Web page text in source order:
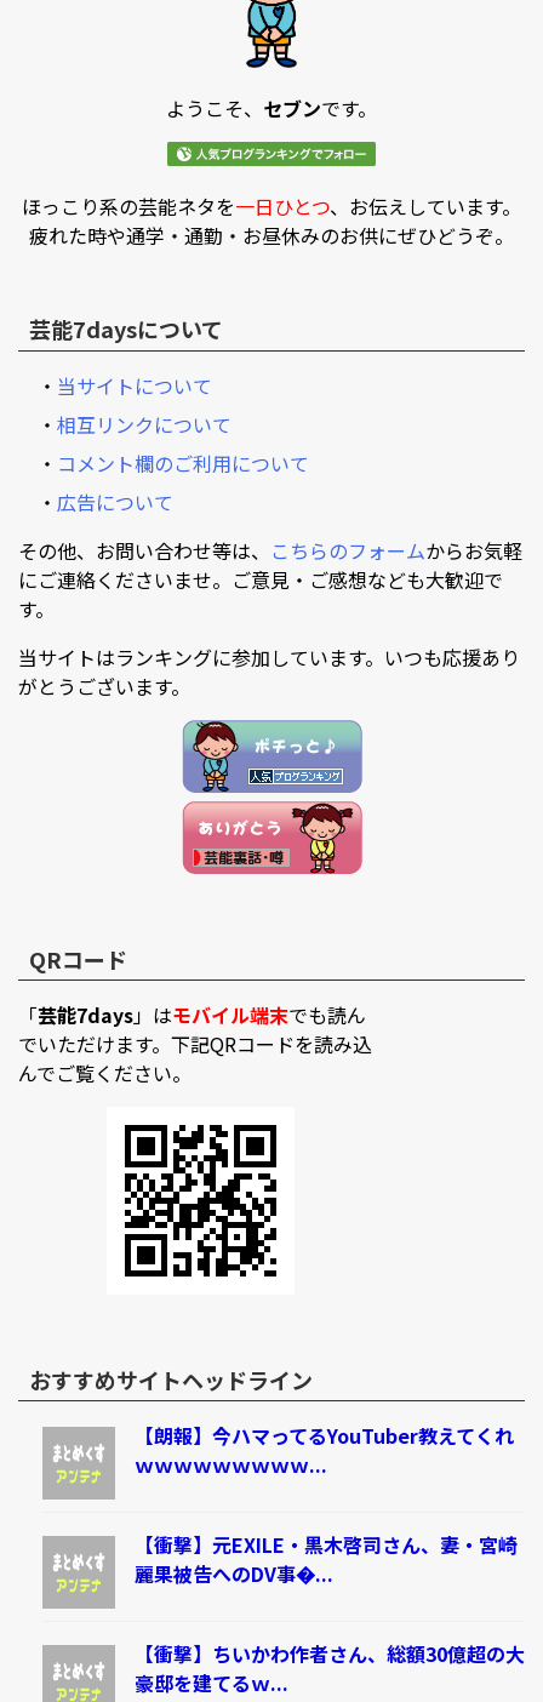
ようこそ、 セブンです。
ほっこり系の芸能ネタを一日ひとつ、お伝えしています。
疲れた時や通学・通勤・お昼休みのお供にぜひどうぞ。
芸能7daysについて
・ 当サイトについて
・ 相互リンクについて
・ コメント欄のご利用について
・ 広告について
その他、お問い合わせ等は、 こちらのフォームからお気軽
にご連絡くださいませ。ご意見・ご感想なども大歓迎で
す。
当サイトはランキングに参加しています。いつも応援あり
がとうございます。
QRコード
「芸能7days」はモバイル端末でも読ん
でいただけます。下記QRコードを読み込
んでご覧ください。
おすすめサイトヘッドライン
【朗報】今ハマってるYouTuber教えてくれ
ｗｗｗｗｗｗｗｗｗ...
【衝撃】元EXILE・黒木啓司さん、妻・宮崎
麗果被告へのDV事�...
【衝撃】ちいかわ作者さん、総額30億超の大
豪邸を建てるｗ...